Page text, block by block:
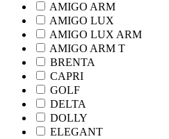
AMIGO ARM
AMIGO LUX
AMIGO LUX ARM
AMIGO ARM T
BRENTA
CAPRI
GOLF
DELTA
DOLLY
ELEGANT